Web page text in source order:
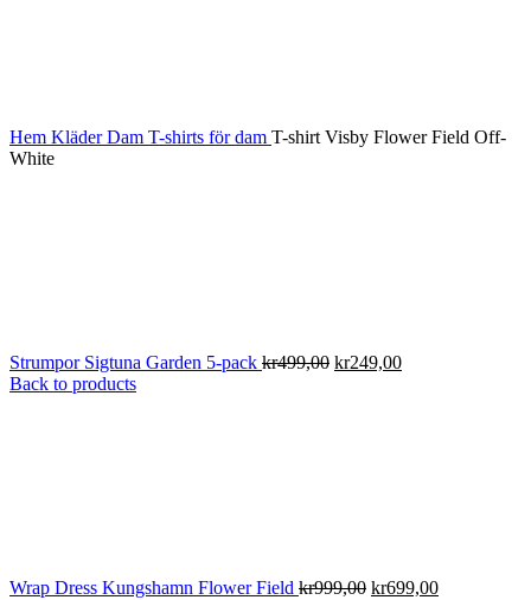
Hem KläderDam T-shirts för dam T-shirt Visby Flower Field Off-
White
Strumpor Sigtuna Garden 5-pack kr499,00 Det
kr249,00Det
Back to products
Wrap Dress Kungshamn Flower Field kr999,00 Det
kr699,00Det